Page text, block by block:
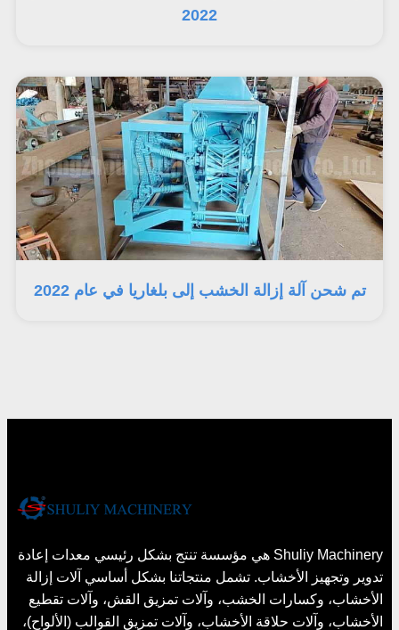
2022
تم شحن آلة إزالة الخشب إلى بلغاريا في عام 2022
Shuliy Machinery هي مؤسسة تنتج بشكل رئيسي معدات إعادة
تدوير وتجهيز الأخشاب. تشمل منتجاتنا بشكل أساسي آلات إزالة
الأخشاب، وكسارات الخشب، وآلات تمزيق القش، وآلات تقطيع
الأخشاب، وآلات حلاقة الأخشاب، وآلات تمزيق القوالب (الألواح)،